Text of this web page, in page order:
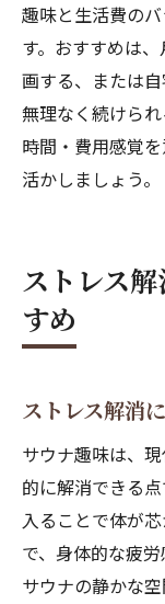
趣味と生活費の
す。おすすめは
画する、または
無理なく続けら
時間・費用感覚
活かしましょう。
ストレス
すめ
ストレス解消
サウナ趣味は、
的に解消できる
入ることで体が
で、身体的な疲
サウナの静かな